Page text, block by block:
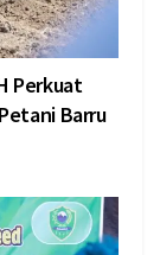
Perkuat
Barru